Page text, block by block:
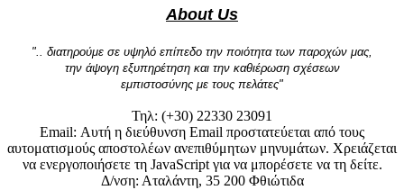
About Us
".. διατηρούμε σε υψηλό επίπεδο την ποιότητα των παροχών μας,
την άψογη εξυπηρέτηση και την καθιέρωση σχέσεων
εμπιστοσύνης με τους πελάτες"
Τηλ: (+30) 22330 23091
Email: Αυτή η διεύθυνση Email προστατεύεται από τους
αυτοματισμούς αποστολέων ανεπιθύμητων μηνυμάτων. Χρειάζεται
να ενεργοποιήσετε τη JavaScript για να μπορέσετε να τη δείτε.
Δ/νση: Αταλάντη, 35 200 Φθιώτιδα